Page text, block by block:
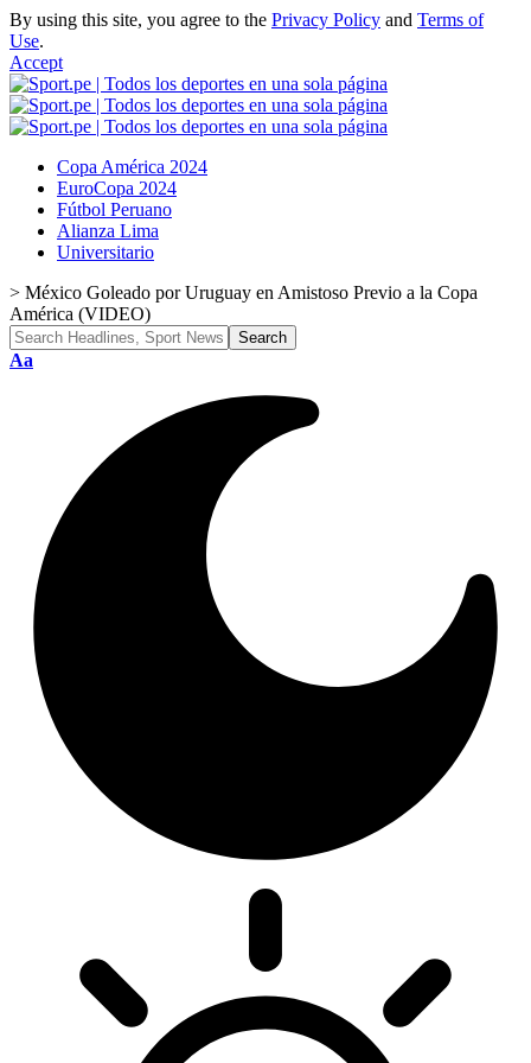
By using this site, you agree to the Privacy Policy and Terms of
Use.
Accept
Copa América 2024
EuroCopa 2024
Fútbol Peruano
Alianza Lima
Universitario
> México Goleado por Uruguay en Amistoso Previo a la Copa
América (VIDEO)
Aa